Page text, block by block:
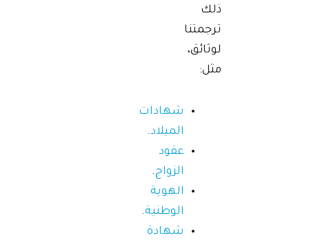
ذلك
ترجمتنا
لوثائق،
مثل:
شهادات
الميلاد.
عقود
الزواج.
الهوية
الوطنية.
شهادة